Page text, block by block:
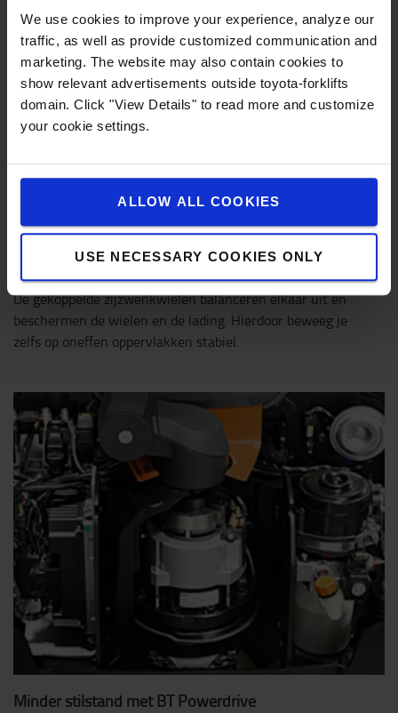
We use cookies to improve your experience, analyze our
traffic, as well as provide customized communication and
marketing. The website may also contain cookies to
show relevant advertisements outside toyota-forklifts
domain. Click "View Details" to read more and customize
your cookie settings.
ALLOW ALL COOKIES
USE NECESSARY COOKIES ONLY
Het onderstel met vijf wielen zorgt voor extra stabiliteit.
De gekoppelde zijzwenkwielen balanceren elkaar uit en
beschermen de wielen en de lading. Hierdoor beweeg je
zelfs op oneffen oppervlakken stabiel.
Minder stilstand met BT Powerdrive